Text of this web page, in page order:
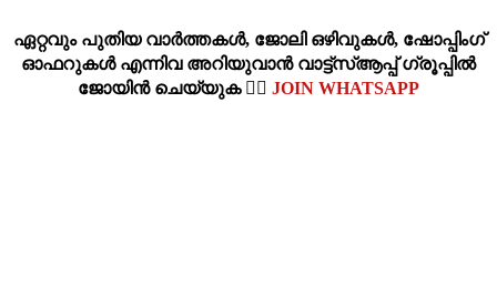
ഏറ്റവും പുതിയ വാര്‍ത്തകള്‍, ജോലി ഒഴിവുകള്‍, ഷോപ്പിംഗ്‌
ഓഫറുകള്‍ എന്നിവ അറിയുവാന്‍ വാട്ട്സ്ആപ്പ് ഗ്രൂപ്പില്‍
ജോയിന്‍ ചെയ്യുക 👉🏽 JOIN WHATSAPP